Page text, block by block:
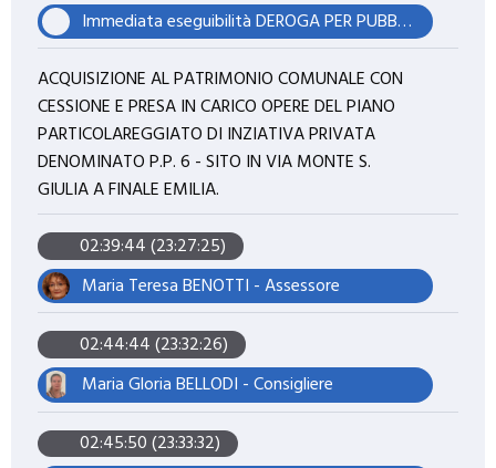
Immediata eseguibilità DEROGA PER PUBBLICA UTILITA' PER INSTALLAZIONE DI NUOVA STAZIONE RADIO BASE PER RETE DI TELEFONIA MOBILE DI ILIAD ITALIA S.P.A. DENOMINATA "MO41034_006 MASSA FINALESE VIA MONTE ROSA" DA REALIZZARSI IN FINALE EMILIA (MO), FRAZIONE MASSA FINALESE, VIA MONTE ROSA, SU AREA PUBBLICA CENSITA CATASTALMENTE AL FOGLIO 57 MAPP. 132. PROPRIETA' DEL COMUNE DI FINALE EMILIA.
ACQUISIZIONE AL PATRIMONIO COMUNALE CON
CESSIONE E PRESA IN CARICO OPERE DEL PIANO
PARTICOLAREGGIATO DI INZIATIVA PRIVATA
DENOMINATO P.P. 6 - SITO IN VIA MONTE S.
GIULIA A FINALE EMILIA.
02:39:44 (23:27:25)
Maria Teresa BENOTTI - Assessore
02:44:44 (23:32:26)
Maria Gloria BELLODI - Consigliere
02:45:50 (23:33:32)